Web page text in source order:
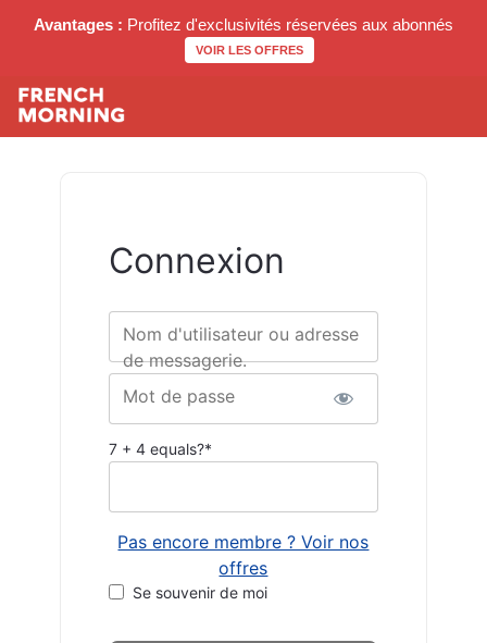
Avantages : Profitez d'exclusivités réservées aux abonnés
VOIR LES OFFRES
Connexion
Nom d'utilisateur ou adresse
de messagerie.
Mot de passe
7 + 4 equals?*
Pas encore membre ? Voir nos
offres
Se souvenir de moi